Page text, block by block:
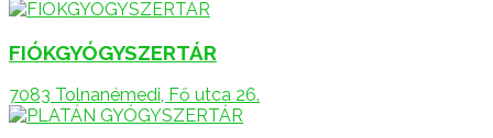
FIÓKGYÓGYSZERTÁR
7083 Tolnanémedi, Fő utca 26.